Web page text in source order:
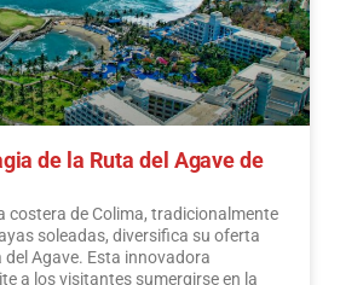
de la Ruta del Agave de
costera de Colima, tradicionalmente
soleadas, diversifica su oferta
Agave. Esta innovadora
a los visitantes sumergirse en la